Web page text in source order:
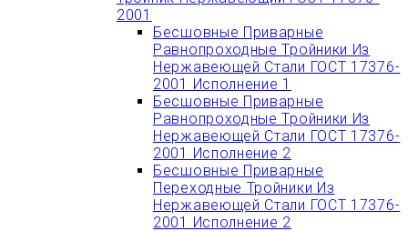
2001
Бесшовные Приварные
Равнопроходные Тройники Из
Нержавеющей Стали ГОСТ 17376-
2001 Исполнение 1
Бесшовные Приварные
Равнопроходные Тройники Из
Нержавеющей Стали ГОСТ 17376-
2001 Исполнение 2
Бесшовные Приварные
Переходные Тройники Из
Нержавеющей Стали ГОСТ 17376-
2001 Исполнение 2